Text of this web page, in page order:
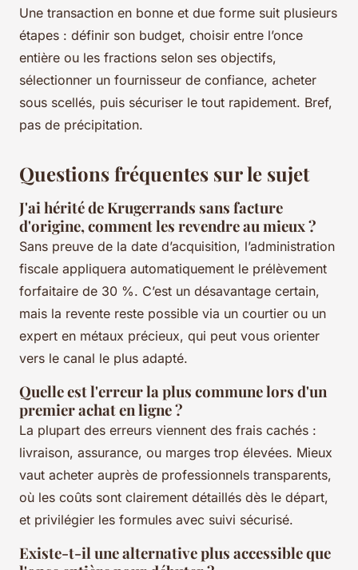
Une transaction en bonne et due forme suit plusieurs
étapes : définir son budget, choisir entre l’once
entière ou les fractions selon ses objectifs,
sélectionner un fournisseur de confiance, acheter
sous scellés, puis sécuriser le tout rapidement. Bref,
pas de précipitation.
Questions fréquentes sur le sujet
J'ai hérité de Krugerrands sans facture
d'origine, comment les revendre au mieux ?
Sans preuve de la date d’acquisition, l’administration
fiscale appliquera automatiquement le prélèvement
forfaitaire de 30 %. C’est un désavantage certain,
mais la revente reste possible via un courtier ou un
expert en métaux précieux, qui peut vous orienter
vers le canal le plus adapté.
Quelle est l'erreur la plus commune lors d'un
premier achat en ligne ?
La plupart des erreurs viennent des frais cachés :
livraison, assurance, ou marges trop élevées. Mieux
vaut acheter auprès de professionnels transparents,
où les coûts sont clairement détaillés dès le départ,
et privilégier les formules avec suivi sécurisé.
Existe-t-il une alternative plus accessible que